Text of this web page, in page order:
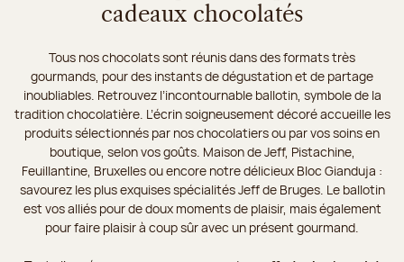
cadeaux chocolatés
Tous nos chocolats sont réunis dans des formats très
gourmands, pour des instants de dégustation et de partage
inoubliables. Retrouvez l’incontournable ballotin, symbole de la
tradition chocolatière. L’écrin soigneusement décoré accueille les
produits sélectionnés par nos chocolatiers ou par vos soins en
boutique, selon vos goûts. Maison de Jeff, Pistachine,
Feuillantine, Bruxelles ou encore notre délicieux Bloc Gianduja :
savourez les plus exquises spécialités Jeff de Bruges. Le ballotin
est vos alliés pour de doux moments de plaisir, mais également
pour faire plaisir à coup sûr avec un présent gourmand.